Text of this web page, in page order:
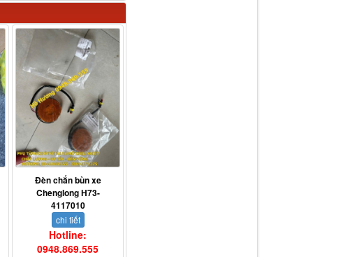
Đèn chắn bùn xe
Chenglong H73-
4117010
chi tiết
Hotline:
0948.869.555